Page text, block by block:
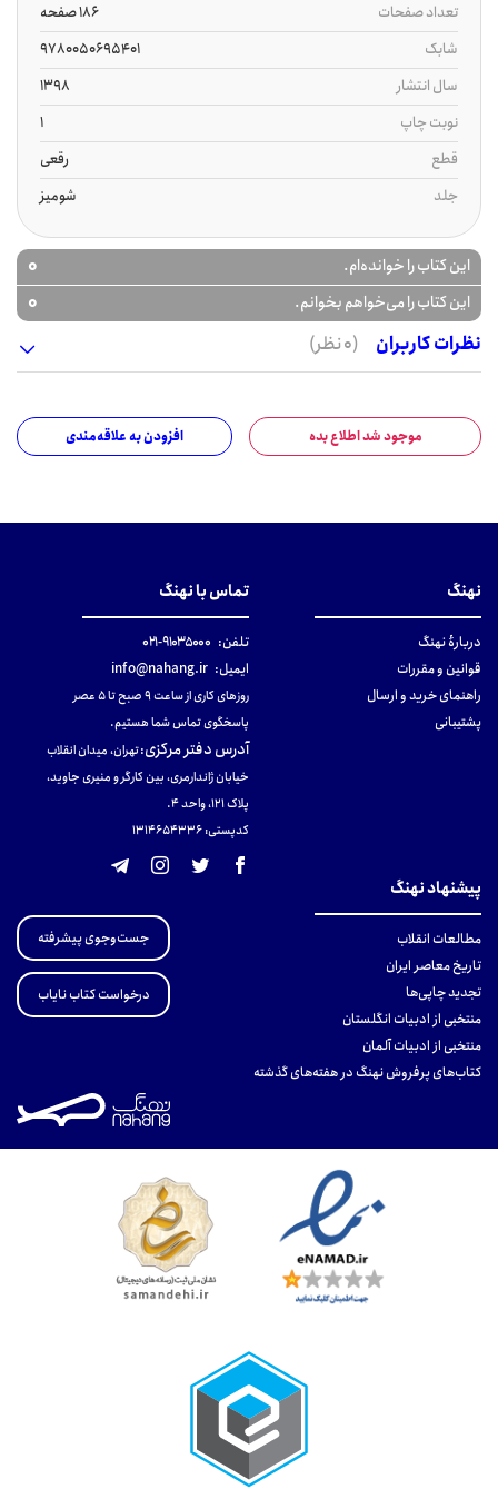
تعداد صفحات
186 صفحه
شابک
9780050695401
سال انتشار
1398
نوبت چاپ
1
قطع
رقعی
جلد
شومیز
این کتاب را خوانده‌ام. 0
این کتاب را می‌خواهم بخوانم.
0
نظرات کاربران
(0 نظر)
موجود شد اطلاع بده افزودن به علاقه‌مندی
نهنگ
دربارهٔ نهنگ
قوانین و مقررات
راهنمای خرید و ارسال
پشتیبانی
تماس با نهنگ
تلفن: ۹۱۰۳۵۰۰۰-۰۲۱
ایمیل: info@nahang.ir
روزهای کاری از ساعت ۹ صبح تا ۵ عصر
پاسخگوی تماس شما هستیم.
آدرس دفتر مرکزی:تهران، میدان انقلاب
خیابان ژاندارمری، بین کارگر و منیری جاوید،
پلاک 121، واحد ۴.
کدپستی: 131465433۶
پیشنهاد نهنگ
مطالعات انقلاب
تاریخ معاصر ایران
تجدید چاپی‌ها
منتخبی از ادبیات انگلستان
منتخبی از ادبیات آلمان
کتاب‌های پرفروش نهنگ در هفته‌های گذشته
جست‌وجوی پیشرفته
درخواست کتاب نایاب